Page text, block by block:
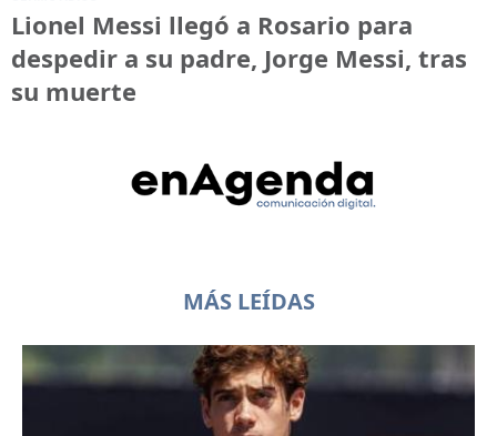
Lionel Messi llegó a Rosario para
despedir a su padre, Jorge Messi, tras
su muerte
MÁS LEÍDAS